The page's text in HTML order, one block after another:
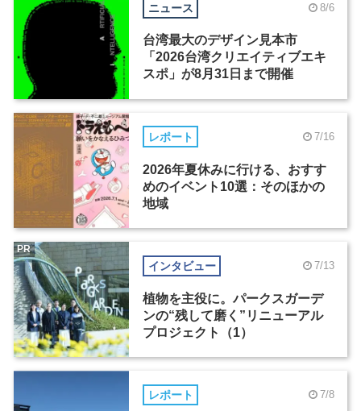
ニュース 8/6
台湾最大のデザイン見本市
「2026台湾クリエイティブエキ
スポ」が8月31日まで開催
レポート 7/16
2026年夏休みに行ける、おすす
めのイベント10選：そのほかの
地域
インタビュー 7/13
植物を主役に。パークスガーデ
ンの“残して磨く”リニューアル
プロジェクト（1）
PR
レポート 7/8